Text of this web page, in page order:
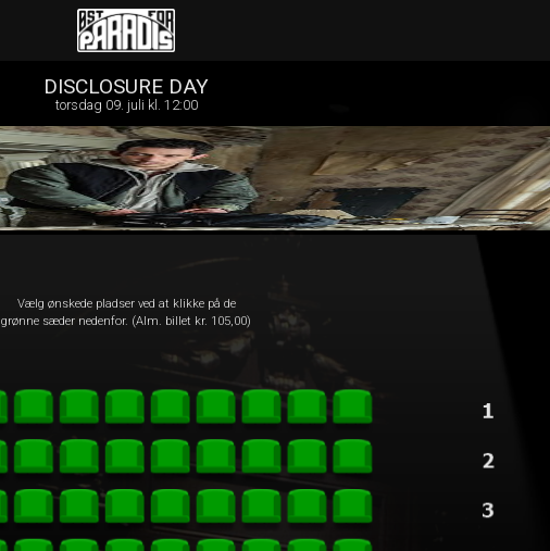
Øst for Paradis
DISCLOSURE DAY
torsdag 09. juli kl. 12:00
Vælg ønskede pladser ved at klikke på de
grønne sæder nedenfor. (Alm. billet kr. 105,00)
1step-front02 035742